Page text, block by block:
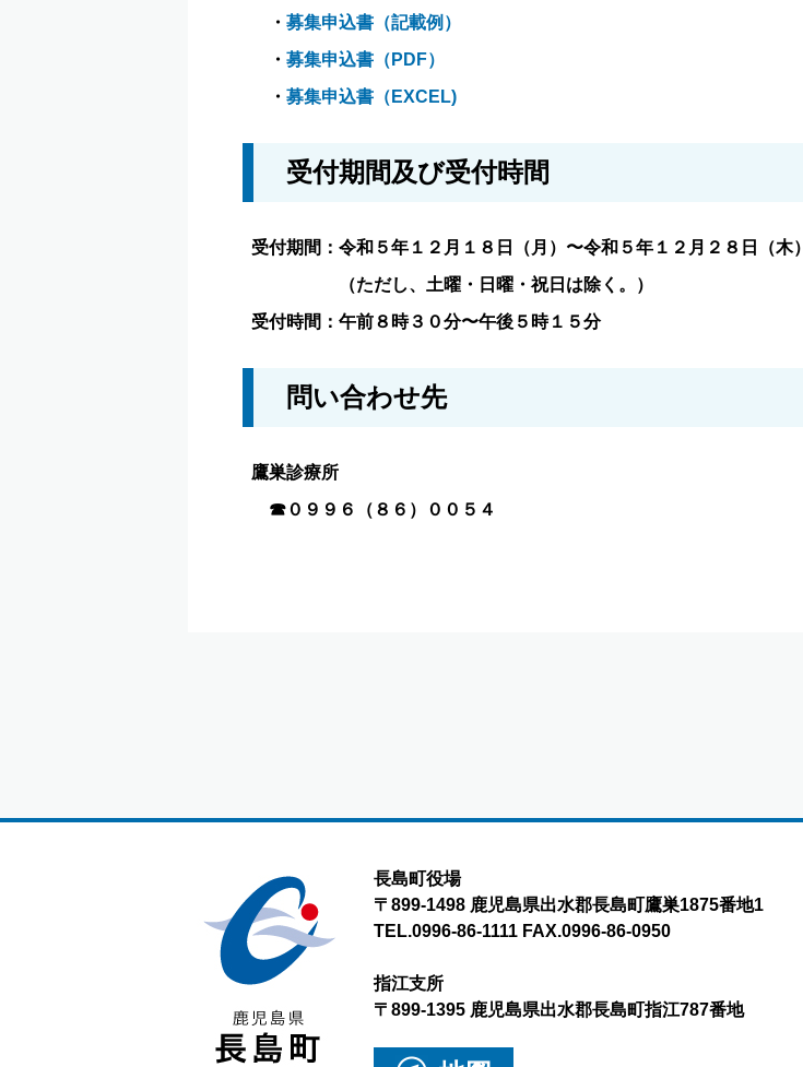
・ 募集申込書（記載例）
・ 募集申込書（PDF）
・ 募集申込書（EXCEL)
受付期間及び受付時間
受付期間：令和５年１２月１８日（月）〜令和５年１２月２８日（木）
（ただし、土曜・日曜・祝日は除く。）
受付時間：午前８時３０分〜午後５時１５分
問い合わせ先
鷹巣診療所
☎０９９６（８６）００５４
長島町役場
〒899-1498 鹿児島県出水郡長島町鷹巣1875番地1
TEL.0996-86-1111 FAX.0996-86-0950
指江支所
〒899-1395 鹿児島県出水郡長島町指江787番地